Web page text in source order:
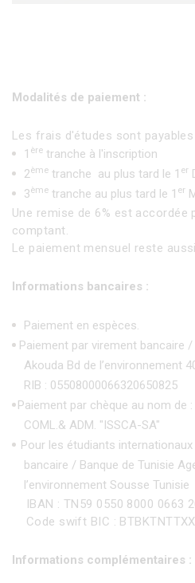
Modalités de paiement :
Les frais d'études sont
1 ère tranche à l'inscription
2ème tranche au plus tard le 1 er
3ème tranche au plus tard le 1 er
Une remise de 6% est
comptant.
Le paiement mensuel reste
Informations bancaires :
Paiement en espèces.
Paiement par virement bancaire
Akouda Bd de l’environnement
RIB : 05508000066320650825
Paiement par chèque au nom de :
COML.& ADM. "ISSCA-SA"
Pour les étudiants
bancaire / Banque de Tunisie
l’environnement Sousse Tunisie
IBAN : TN59 0550 8000 0663
Code swift BIC :
Informations complémentaires :